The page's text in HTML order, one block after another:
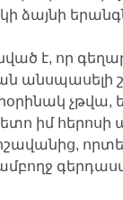
ձայնի
է, որ
անսպասելի
չթվա,
իմ հերոսի